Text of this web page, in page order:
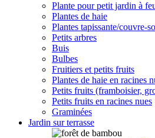
Plante pour petit jardin à
Plantes de haie
Plantes tapissante/couvre-
Petits arbres
Buis
Bulbes
Fruitiers et petits fruits
Plantes de haie en racines
Petits fruits (framboisier,
Petits fruits en racines nues
Graminées
Jardin sur terrasse